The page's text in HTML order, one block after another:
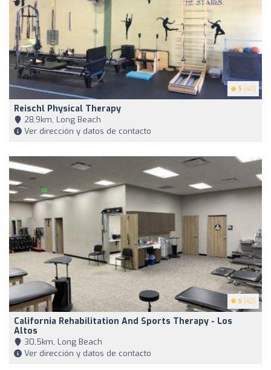
5 (42)
Reischl Physical Therapy
28,9km, Long Beach
Ver dirección y datos de contacto
5 (42)
California Rehabilitation And Sports Therapy - Los
Altos
30,5km, Long Beach
Ver dirección y datos de contacto